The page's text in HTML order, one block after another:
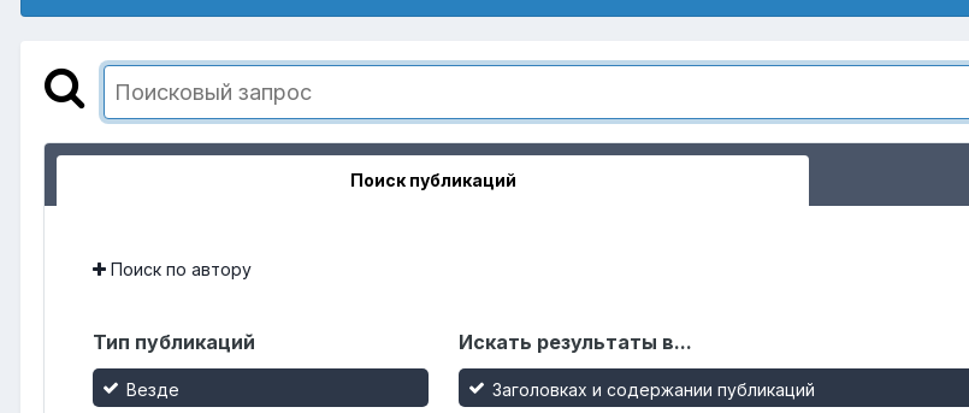
Поиск публикаций
Поиск по автору
Тип публикаций
Везде
Искать результаты в...
Заголовках и содержании публикаций